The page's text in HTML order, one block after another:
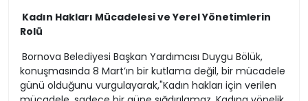
Kadın Hakları Mücadelesi ve Yerel Yönetimlerin
Rolü
Bornova Belediyesi Başkan Yardımcısı Duygu Bölük,
konuşmasında 8 Mart’ın bir kutlama değil, bir mücadele
günü olduğunu vurgulayarak,"Kadın hakları için verilen